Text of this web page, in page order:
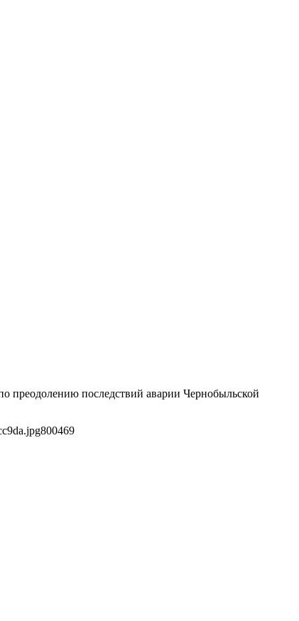
преодолению последствий аварии Чернобыльской
800469